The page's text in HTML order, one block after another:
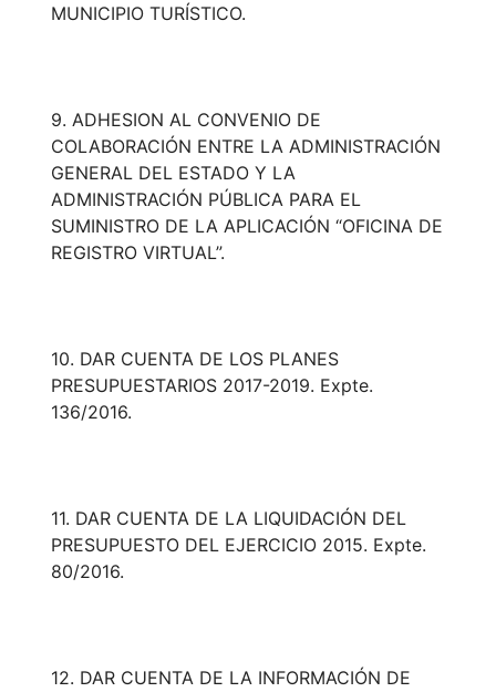
MUNICIPIO TURÍSTICO.
9. ADHESION AL CONVENIO DE
COLABORACIÓN ENTRE LA ADMINISTRACIÓN
GENERAL DEL ESTADO Y LA
ADMINISTRACIÓN PÚBLICA PARA EL
SUMINISTRO DE LA APLICACIÓN “OFICINA DE
REGISTRO VIRTUAL”.
10. DAR CUENTA DE LOS PLANES
PRESUPUESTARIOS 2017-2019. Expte.
136/2016.
11. DAR CUENTA DE LA LIQUIDACIÓN DEL
PRESUPUESTO DEL EJERCICIO 2015. Expte.
80/2016.
12. DAR CUENTA DE LA INFORMACIÓN DE